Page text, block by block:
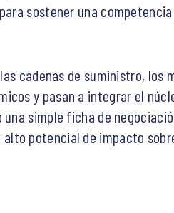
sostener una
cadenas de suministro,
y pasan a integrar el
simple ficha de
potencial de impacto